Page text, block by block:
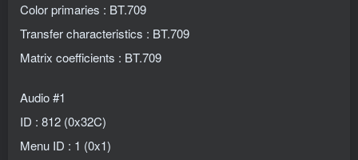
Color primaries : BT.709
Transfer characteristics : BT.709
Matrix coefficients : BT.709
Audio #1
ID : 812 (0x32C)
Menu ID : 1 (0x1)